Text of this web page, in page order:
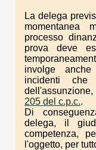
La delega
momentanea
processo
prova deve
involge
incidenti
205 del c.p.c..
Di
delega, il
competenza,
l'oggetto, per